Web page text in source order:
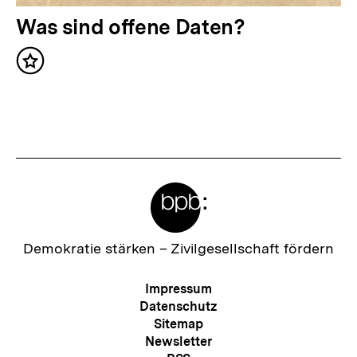
a
l
t
N
ä
c
n
Was sind offene Daten?
Inhalt
Zur
Demokratie stärken – Zivilgesellschaft fördern
Meta-
Navigation
Impressum
Datenschutz
Sitemap
Newsletter